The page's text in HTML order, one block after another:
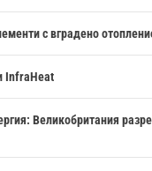
с вградено
InfraHeat
Великобритания